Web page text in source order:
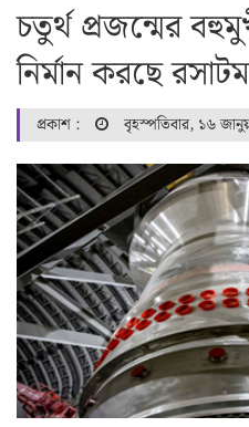
চতুর্থ প্রজন্মের
নির্মান করছে রসাটম
প্রকাশ : বৃহস্পতিবার, ১৬